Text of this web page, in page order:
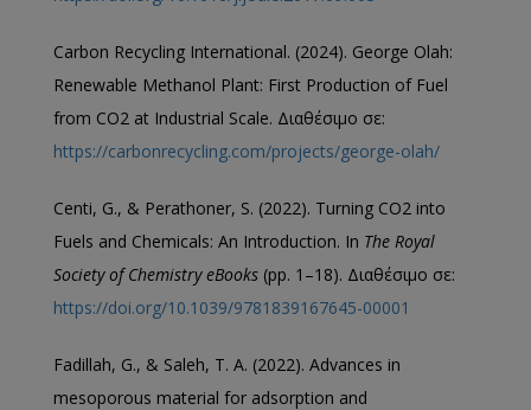
Carbon Recycling International. (2024). George Olah:
Renewable Methanol Plant: First Production of Fuel
from CO2 at Industrial Scale. Διαθέσιμο σε:
https://carbonrecycling.com/projects/george-olah/
Centi, G., & Perathoner, S. (2022). Turning CO2 into
Fuels and Chemicals: An Introduction. In The Royal
Society of Chemistry eBooks (pp. 1–18). Διαθέσιμο σε:
https://doi.org/10.1039/9781839167645-00001
Fadillah, G., & Saleh, T. A. (2022). Advances in
mesoporous material for adsorption and